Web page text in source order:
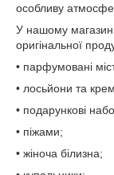
особливу
У нашому
оригінальної
• парфумовані
• лосьйони та
• подарункові
• піжами;
• жіноча білизна;